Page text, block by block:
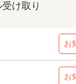
け取り
お
お